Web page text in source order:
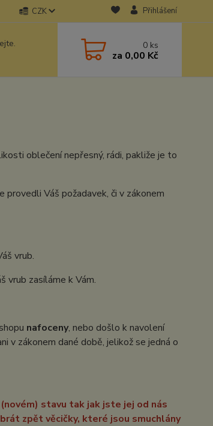
CZK Přihlášení
0 ks
za 0,00 Kč
oblečení nepřesný, rádi, pakliže je to
provedli Váš požadavek, či v zákonem
vrub.
vrub zasíláme k Vám.
nafoceny, nebo došlo k navolení
v zákonem dané době, jelikož se jedná o
stavu tak jak jste jej od nás
zpět věcičky, které jsou smuchlány